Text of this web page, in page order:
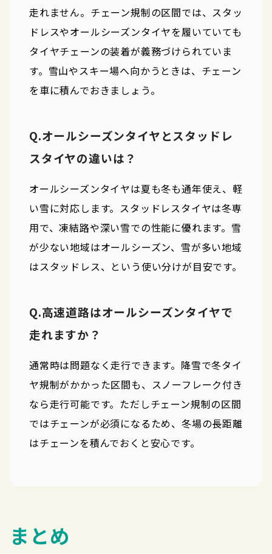
走れません。チェーン規制の区間では、スタッ
ドレスやオールシーズンタイヤを履いていても
タイヤチェーンの装着が義務づけられていま
す。雪山やスキー場へ向かうときは、チェーン
を車に積んでおきましょう。
Q.オールシーズンタイヤとスタッドレ
スタイヤの違いは？
オールシーズンタイヤは夏も冬も通年使え、軽
い雪に対応します。スタッドレスタイヤは冬専
用で、凍結路や深い雪での性能に優れます。雪
が少ない地域はオールシーズン、雪が多い地域
はスタッドレス、という使い分けが目安です。
Q.高速道路はオールシーズンタイヤで
走れますか？
通常時は問題なく走行できます。降雪で冬タイ
ヤ規制がかかった区間も、スノーフレーク付き
なら走行可能です。ただしチェーン規制の区間
ではチェーンが必須になるため、冬場の長距離
はチェーンを積んでおくと安心です。
まとめ